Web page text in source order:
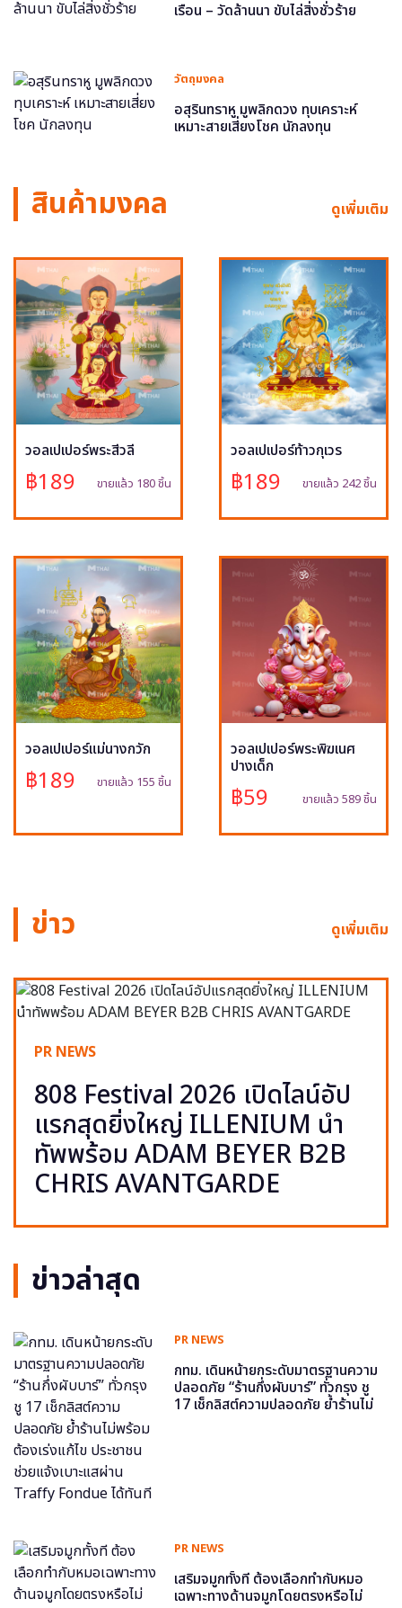
เรือน – วัดล้านนา ขับไล่สิ่งชั่วร้าย
วัตถุมงคล
อสุรินทราหู มูพลิกดวง ทุบเคราะห์
เหมาะสายเสี่ยงโชค นักลงทุน
สินค้ามงคล ดูเพิ่มเติม
วอลเปเปอร์พระสีวลี
฿189 ขายแล้ว 180 ชิ้น
วอลเปเปอร์ท้าวกุเวร
฿189 ขายแล้ว 242 ชิ้น
วอลเปเปอร์แม่นางกวัก
฿189 ขายแล้ว 155 ชิ้น
วอลเปเปอร์พระพิฆเนศ
ปางเด็ก
฿59 ขายแล้ว 589 ชิ้น
ข่าว ดูเพิ่มเติม
PR NEWS
808 Festival 2026 เปิดไลน์อัป
แรกสุดยิ่งใหญ่ ILLENIUM นำ
ทัพพร้อม ADAM BEYER B2B
CHRIS AVANTGARDE
ข่าวล่าสุด
PR NEWS
กทม. เดินหน้ายกระดับมาตรฐานความ
ปลอดภัย “ร้านกึ่งผับบาร์” ทั่วกรุง ชู
17 เช็กลิสต์ความปลอดภัย ย้ำร้านไม่
PR NEWS
เสริมจมูกทั้งที ต้องเลือกทำกับหมอ
เฉพาะทางด้านจมูกโดยตรงหรือไม่